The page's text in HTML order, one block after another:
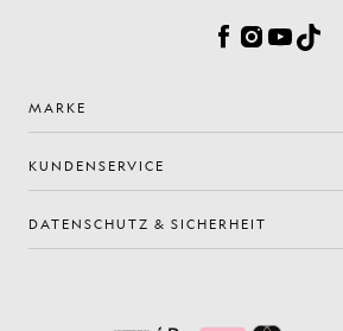
Facebook
Instagram
YouTube
TikTok
MARKE
KUNDENSERVICE
DATENSCHUTZ & SICHERHEIT